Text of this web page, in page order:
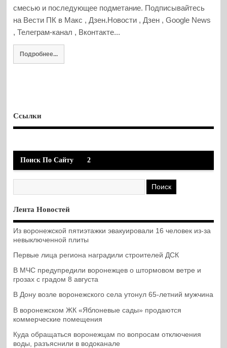
смесью и последующее подметание. Подписывайтесь
на Вести ПК в Макс , Дзен.Новости , Дзен , Google News
, Телеграм-канал , Вконтакте...
Подробнее...
Ссылки
Поиск По Сайту 2
Лента Новостей
Из воронежской пятиэтажки эвакуировали 16 человек из-за
невыключенной плиты
Первые лица региона наградили строителей ДСК
В МЧС предупредили воронежцев о штормовом ветре и
грозах с градом 8 августа
В Дону возле воронежского села утонул 65-летний мужчина
В воронежском ЖК «Яблоневые сады» продаются
коммерческие помещения
Куда обращаться воронежцам по вопросам отключения
воды, разъяснили в водоканале